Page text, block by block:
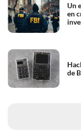
Un
en
de